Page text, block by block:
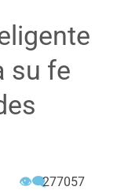
su fe
👁‍🗨277057